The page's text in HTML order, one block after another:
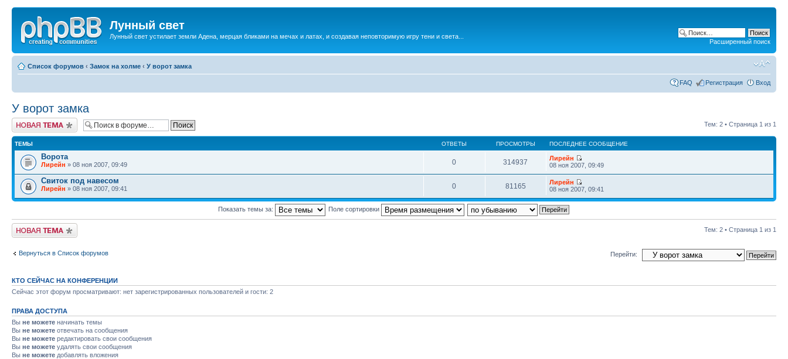
Лунный свет
Лунный свет устилает земли Адена, мерцая бликами на мечах и латах, и создавая неповторимую игру тени и света...
Расширенный поиск
Список форумов ‹ Замок на холме ‹ У ворот замка
FAQ Регистрация Вход
У ворот замка
Новая тема Тем: 2 • Страница 1 из 1
ТЕМЫ ОТВЕТЫ ПРОСМОТРЫ ПОСЛЕДНЕЕ СООБЩЕНИЕ
Ворота
Лирейн » 08 ноя 2007, 09:49 0 314937
Лирейн
08 ноя 2007, 09:49
Свиток под навесом
Лирейн » 08 ноя 2007, 09:41 0 81165
Лирейн
08 ноя 2007, 09:41
Показать темы за: Поле сортировки
Новая тема Тем: 2 • Страница 1 из 1
Вернуться в Список форумов Перейти:
КТО СЕЙЧАС НА КОНФЕРЕНЦИИ
Сейчас этот форум просматривают: нет зарегистрированных пользователей и гости: 2
ПРАВА ДОСТУПА
Вы не можете начинать темы
Вы не можете отвечать на сообщения
Вы не можете редактировать свои сообщения
Вы не можете удалять свои сообщения
Вы не можете добавлять вложения